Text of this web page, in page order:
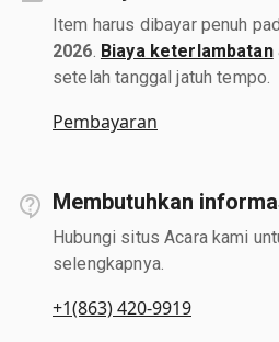
Item harus dibayar penuh
2026 Biaya keterlambatan
setelah tanggal jatuh tempo.
Pembayaran
Membutuhkan
Hubungi situs Acara kami
selengkapnya.
+1(863) 420-9919